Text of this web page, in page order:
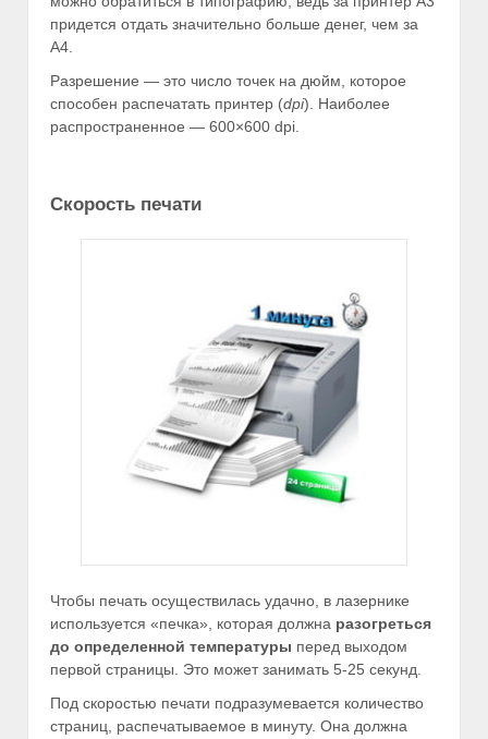
придется отдать значительно больше денег, чем за
А4.
Разрешение — это число точек на дюйм, которое
способен распечатать принтер (dpi). Наиболее
распространенное — 600×600 dpi.
Скорость печати
Чтобы печать осуществилась удачно, в лазернике
используется «печка», которая должна разогреться
до определенной температуры перед выходом
первой страницы. Это может занимать 5-25 секунд.
Под скоростью печати подразумевается количество
страниц, распечатываемое в минуту. Она должна